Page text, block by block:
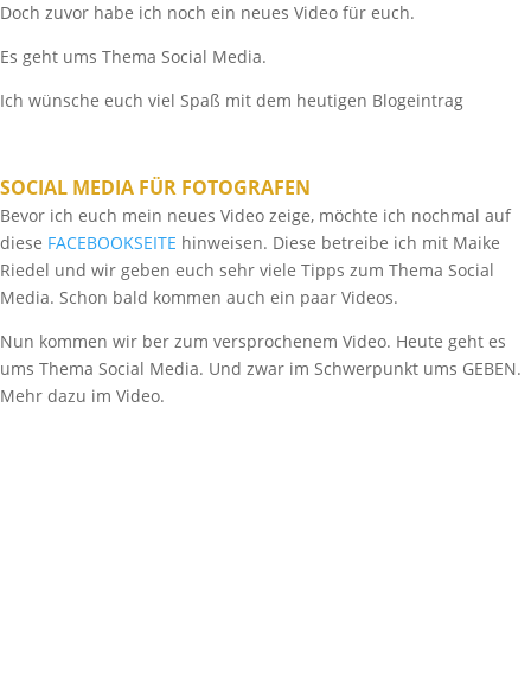
Doch zuvor habe ich noch ein neues Video für euch.
Es geht ums Thema Social Media.
Ich wünsche euch viel Spaß mit dem heutigen Blogeintrag
SOCIAL MEDIA FÜR FOTOGRAFEN
Bevor ich euch mein neues Video zeige, möchte ich nochmal auf
diese FACEBOOKSEITE hinweisen. Diese betreibe ich mit Maike
Riedel und wir geben euch sehr viele Tipps zum Thema Social
Media. Schon bald kommen auch ein paar Videos.
Nun kommen wir ber zum versprochenem Video. Heute geht es
ums Thema Social Media. Und zwar im Schwerpunkt ums GEBEN.
Mehr dazu im Video.